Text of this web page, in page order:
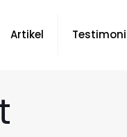
Artikel Testimoni